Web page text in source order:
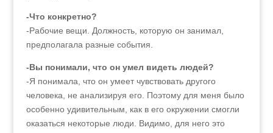
-Что конкретно?
-Рабочие вещи. Должность, которую он занимал,
предполагала разные события.
-Вы понимали, что он умел видеть людей?
-Я понимала, что он умеет чувствовать другого
человека, не анализируя его. Поэтому для меня было
особенно удивительным, как в его окружении смогли
оказаться некоторые люди. Видимо, для него это